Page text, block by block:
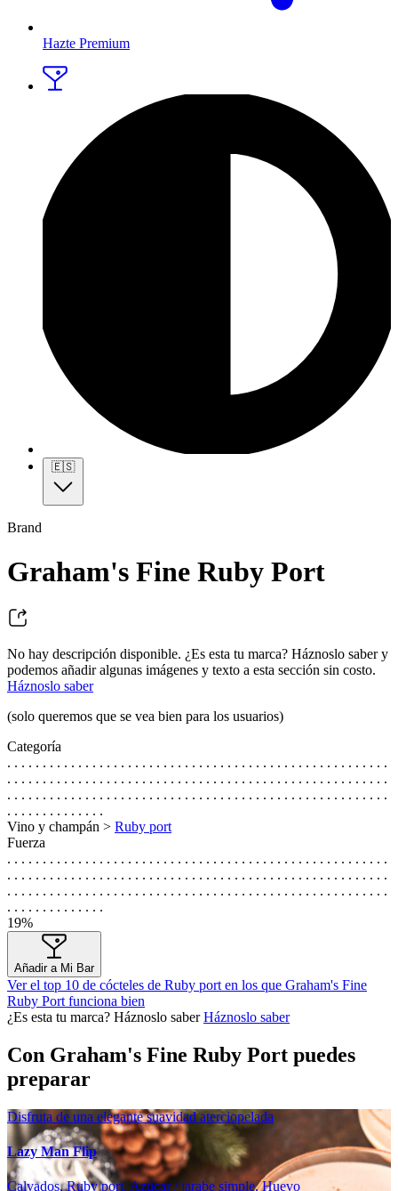
Hazte Premium
🇪🇸
Brand
Graham's Fine Ruby Port
No hay descripción disponible. ¿Es esta tu marca? Háznoslo saber y
podemos añadir algunas imágenes y texto a esta sección sin costo.
Háznoslo saber
(solo queremos que se vea bien para los usuarios)
Categoría
. . . . . . . . . . . . . . . . . . . . . . . . . . . . . . . . . . . . . . . . . . . . . . . . . . . . . .
. . . . . . . . . . . . . . . . . . . . . . . . . . . . . . . . . . . . . . . . . . . . . . . . . . . . . .
. . . . . . . . . . . . . . . . . . . . . . . . . . . . . . . . . . . . . . . . . . . . . . . . . . . . . .
. . . . . . . . . . . . . .
Vino y champán > Ruby port
Fuerza
. . . . . . . . . . . . . . . . . . . . . . . . . . . . . . . . . . . . . . . . . . . . . . . . . . . . . .
. . . . . . . . . . . . . . . . . . . . . . . . . . . . . . . . . . . . . . . . . . . . . . . . . . . . . .
. . . . . . . . . . . . . . . . . . . . . . . . . . . . . . . . . . . . . . . . . . . . . . . . . . . . . .
. . . . . . . . . . . . . .
19%
Añadir a Mi Bar
Ver el top 10 de cócteles de Ruby port en los que Graham's Fine
Ruby Port funciona bien
¿Es esta tu marca? Háznoslo saberHáznoslo saber
Con Graham's Fine Ruby Port puedes
preparar
Disfruta de una elegante suavidad aterciopelada
Lazy Man Flip
Calvados, Ruby port, Azúcar / jarabe simple, Huevo